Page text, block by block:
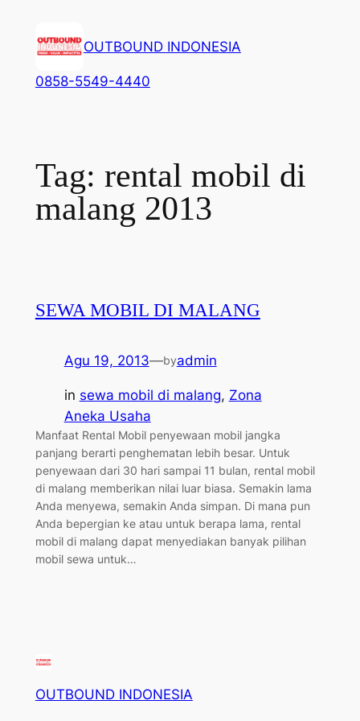
konten
OUTBOUND INDONESIA
0858-5549-4440
Tag: rental mobil di
malang 2013
SEWA MOBIL DI MALANG
Agu 19, 2013—byadmin
in sewa mobil di malang, Zona
Aneka Usaha
Manfaat Rental Mobil penyewaan mobil jangka
panjang berarti penghematan lebih besar. Untuk
penyewaan dari 30 hari sampai 11 bulan, rental mobil
di malang memberikan nilai luar biasa. Semakin lama
Anda menyewa, semakin Anda simpan. Di mana pun
Anda bepergian ke atau untuk berapa lama, rental
mobil di malang dapat menyediakan banyak pilihan
mobil sewa untuk…
OUTBOUND INDONESIA